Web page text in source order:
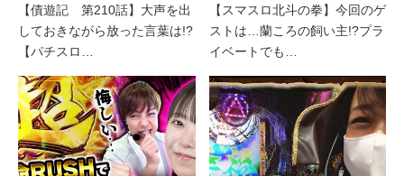
【債遊記 第210話】大声を出
しておきながら放った言葉は!?
【パチスロ…
【スマスロ北斗の拳】今回のゲ
ストは…蘭ころの飼い主!?プラ
イベートでも…